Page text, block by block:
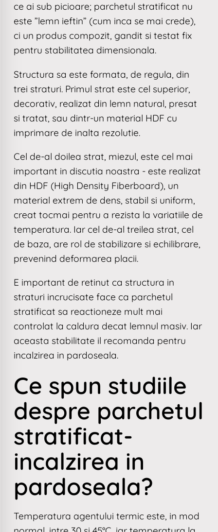
ce ai sub picioare; parchetul stratificat nu
este ”lemn ieftin” (cum inca se mai crede),
ci un produs compozit, gandit si testat fix
pentru stabilitatea dimensionala.
Structura sa este formata, de regula, din
trei straturi. Primul strat este cel superior,
decorativ, realizat din lemn natural, presat
si tratat, sau dintr-un material HDF cu
imprimare de inalta rezolutie.
Cel de-al doilea strat, miezul, este cel mai
important in discutia noastra - este realizat
din HDF (High Density Fiberboard), un
material extrem de dens, stabil si uniform,
creat tocmai pentru a rezista la variatiile de
temperatura. Iar cel de-al treilea strat, cel
de baza, are rol de stabilizare si echilibrare,
prevenind deformarea placii.
E important de retinut ca structura in
straturi incrucisate face ca parchetul
stratificat sa reactioneze mult mai
controlat la caldura decat lemnul masiv. Iar
aceasta stabilitate il recomanda pentru
incalzirea in pardoseala.
Ce spun studiile
despre parchetul
stratificat-
incalzirea in
pardoseala?
Temperatura agentului termic este, in mod